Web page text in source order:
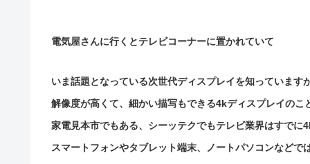
電気屋さんに行くとテレビコーナーに置かれていて
いま話題となっている次世代ディスプレイを知っています
解像度が高くて、細かい描写もできる4kディスプレイのこ
家電見本市でもある、シーッテクでもテレビ業界はすでに
スマートフォンやタブレット端末、ノートパソコンなどで